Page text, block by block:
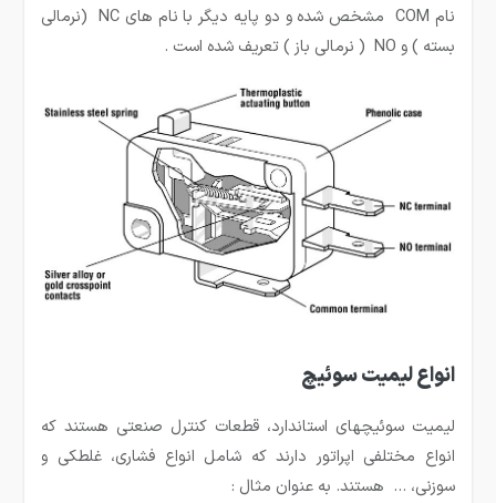
نام COM مشخص شده و دو پایه دیگر با نام های NC (نرمالی
بسته ) و NO ( نرمالی باز ) تعریف شده است .
انواع لیمیت سوئیچ
لیمیت سوئیچ­های استاندارد، قطعات کنترل صنعتی هستند که
انواع مختلفی اپراتور دارند که شامل انواع فشاری، غلطکی و
سوزنی، … هستند. به عنوان مثال :